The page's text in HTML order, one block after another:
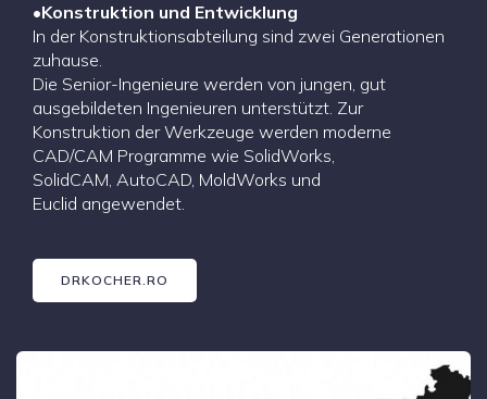
•Konstruktion und Entwicklung
In der Konstruktionsabteilung sind zwei Generationen
zuhause.
Die Senior-Ingenieure werden von jungen, gut
ausgebildeten Ingenieuren unterstützt. Zur
Konstruktion der Werkzeuge werden moderne
CAD/CAM Programme wie SolidWorks,
SolidCAM, AutoCAD, MoldWorks und
Euclid angewendet.
DRKOCHER.RO